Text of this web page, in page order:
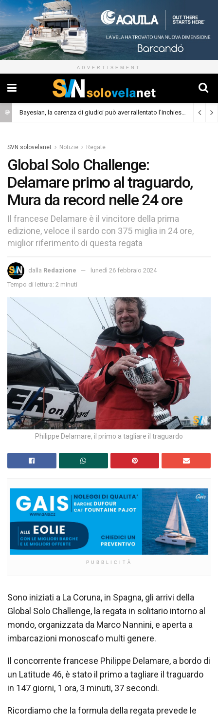
ADVERTISEMENT
Bayesian, la carenza di giudici può aver rallentato l’inchiesta (Cronaca)
SVN solovelanet Notizie Regate
Global Solo Challenge:
Delamare primo al traguardo,
Mura da record nelle 24 ore
Il francese Delamare è il vincitore della prima
edizione, veloce il sardo con 375 miglia in 24 ore,
miglior riferimento di questa regata
dalla Redazione
lunedì 26 febbraio 2024
Tempo di lettura: 2 minuti
Philippe Delamare, il primo a tagliare il traguardo
PUBBLICITÀ
Sono iniziati a La Coruna, in Spagna, gli arrivi della
Global Solo Challenge, la regata in solitario intorno al
mondo, organizzata da Marco Nannini, e aperta a
imbarcazioni monoscafo multi genere.
Il concorrente francese Philippe Delamare, a bordo di
un Latitude 46, è stato il primo a tagliare il traguardo
in 147 giorni, 1 ora, 3 minuti, 37 secondi.
Ricordiamo che la formula della regata prevede le